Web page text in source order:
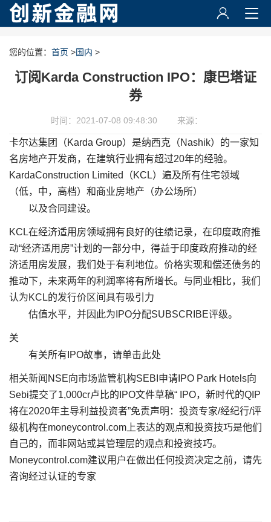
您的位置： 首页 >国内 >
订阅Karda Construction IPO：康巴塔证
券
时间：2021-07-08 09:48:30 来源：
卡尔达集团（Karda Group）是纳西克（Nashik）的一家知
名房地产开发商，在建筑行业拥有超过20年的经验。
KardaConstruction Limited（KCL）遍及所有住宅领域
（低，中，高档）和商业房地产（办公场所）
以及合同建设。
KCL在经济适用房领域拥有良好的往绩记录，在印度政府推
动“经济适用房”计划的一部分中，得益于印度政府推动的经
济适用房发展，我们处于有利地位。价格实现和偿还债务的
推动下，未来两年的利润率将有所增长。与同业相比，我们
认为KCL的发行价区间具有吸引力
估值水平，并因此为IPO分配SUBSCRIBE评级。
关
有关所有IPO故事，请单击此处
相关新闻NSE向市场监管机构SEBI申请IPO Park Hotels向
Sebi提交了1,000cr卢比的IPO文件草稿“ IPO，新时代的QIP
将在2020年主导利益投资者”免责声明：投资专家/经纪行/评
级机构在moneycontrol.com上表达的观点和投资技巧是他们
自己的，而非网站或其管理层的观点和投资技巧。
Moneycontrol.com建议用户在做出任何投资决定之前，请先
咨询经过认证的专家